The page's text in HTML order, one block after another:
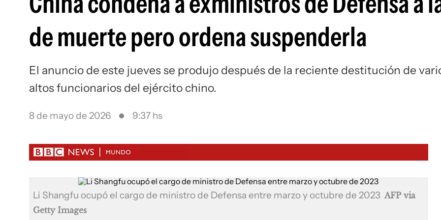
de muerte pero ordena suspenderla
El anuncio de este jueves se produjo después de la reciente destitución de
altos funcionarios del ejército chino.
8 de mayo de 2026 9:37 hs
Li Shangfu ocupó el cargo de ministro de Defensa entre marzo y octubre de 2023 AFP via
Getty Images